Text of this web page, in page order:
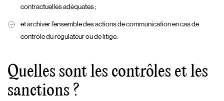
contractuelles adéquates ;
et archiver l’ensemble des actions de communication en cas de
contrôle du régulateur ou de litige.
Quelles sont les contrôles et les
sanctions ?